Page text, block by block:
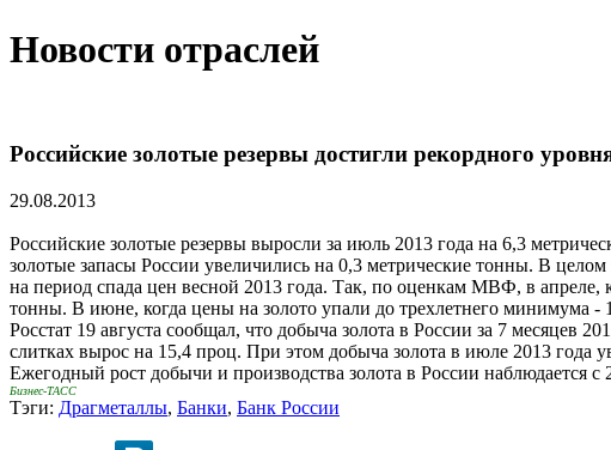
Новости отраслей
Российские золотые резервы достигли рекордного
29.08.2013
Российские золотые резервы выросли за июль 2013 года на 6,3
золотые запасы России увеличились на 0,3 метрические тонны. В
на период спада цен весной 2013 года. Так, по оценкам МВФ, в
тонны. В июне, когда цены на золото упали до трехлетнего минимума
Росстат 19 августа сообщал, что добыча золота в России за 7 месяцев
слитках вырос на 15,4 проц. При этом добыча золота в июле 2013
Ежегодный рост добычи и производства золота в России наблюдается с
Бизнес-ТАСС
Тэги: Драгметаллы, Банки, Банк России